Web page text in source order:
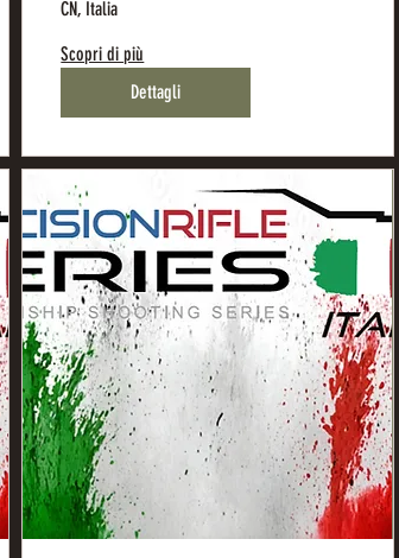
CN, Italia
Scopri di più
Dettagli